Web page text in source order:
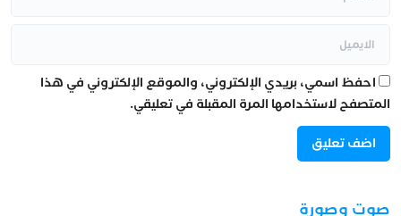
احفظ اسمي، بريدي الإلكتروني، والموقع الإلكتروني في هذا
المتصفح لاستخدامها المرة المقبلة في تعليقي.
صوت وصورة